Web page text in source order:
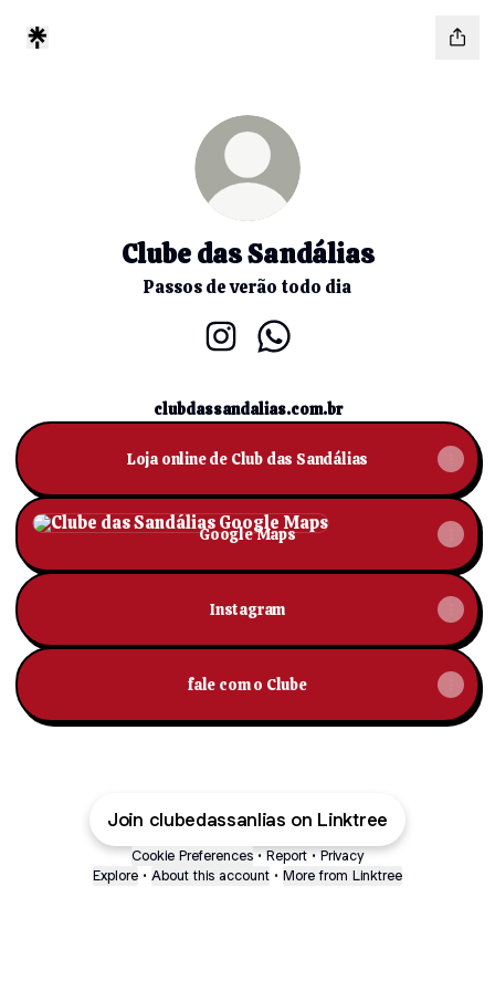
Clube das Sandálias
Passos de verão todo dia
clubdassandalias.com.br
Loja online de Club das Sandálias
Google Maps
Google Maps
Instagram
fale com o Clube
Join clubedassanlias on Linktree
Cookie Preferences • Report • Privacy
Explore • About this account • More from Linktree